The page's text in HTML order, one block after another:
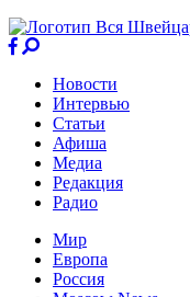
Новости
Интервью
Статьи
Афиша
Медиа
Редакция
Радио
Мир
Европа
Россия